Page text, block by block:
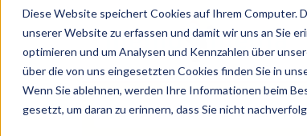
Diese Website speichert Cookies auf Ihrem
unserer Website zu erfassen und damit wir uns an Sie
optimieren und um Analysen und Kennzahlen über
über die von uns eingesetzten Cookies finden Sie in
Wenn Sie ablehnen, werden Ihre Informationen beim
gesetzt, um daran zu erinnern, dass Sie nicht
Künstler, Zelte, Bands, Catering, ...